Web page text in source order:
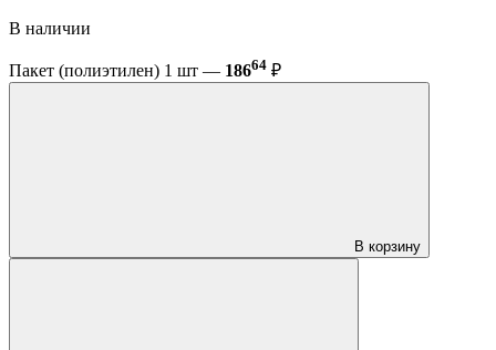
В наличии
Пакет (полиэтилен) 1 шт — 18664 ₽
В корзину